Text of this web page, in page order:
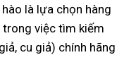
là lựa chọn hàng
trong việc tìm kiếm
cu giả) chính hãng